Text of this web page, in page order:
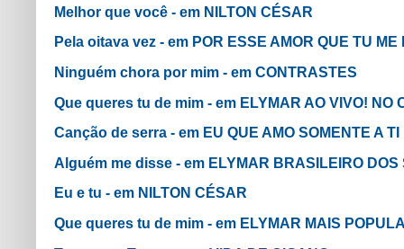
Melhor que você - em NILTON CÉSAR
Pela oitava vez - em POR ESSE AMOR QUE TU ME
Ninguém chora por mim - em CONTRASTES
Que queres tu de mim - em ELYMAR AO VIVO! NO
Canção de serra - em EU QUE AMO SOMENTE A TI
Alguém me disse - em ELYMAR BRASILEIRO DOS
Eu e tu - em NILTON CÉSAR
Que queres tu de mim - em ELYMAR MAIS